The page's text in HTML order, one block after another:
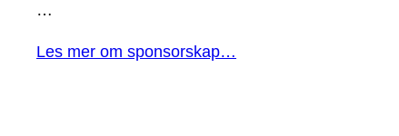
…
Les mer om sponsorskap…